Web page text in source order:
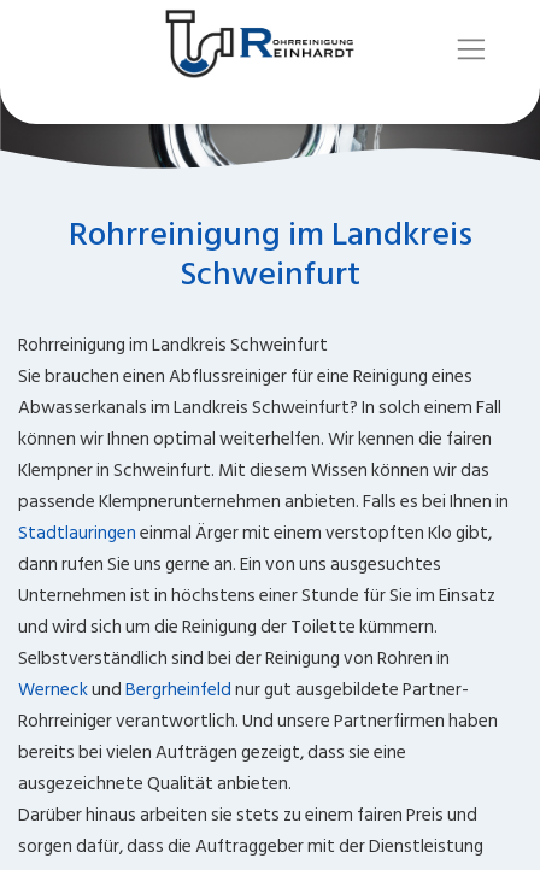
Rohrreinigung im Landkreis
Schweinfurt
Rohrreinigung im Landkreis Schweinfurt
Sie brauchen einen Abflussreiniger für eine Reinigung eines
Abwasserkanals im Landkreis Schweinfurt? In solch einem Fall
können wir Ihnen optimal weiterhelfen. Wir kennen die fairen
Klempner in Schweinfurt. Mit diesem Wissen können wir das
passende Klempnerunternehmen anbieten. Falls es bei Ihnen in
Stadtlauringeneinmal Ärger mit einem verstopften Klo gibt,
dann rufen Sie uns gerne an. Ein von uns ausgesuchtes
Unternehmen ist in höchstens einer Stunde für Sie im Einsatz
und wird sich um die Reinigung der Toilette kümmern.
Selbstverständlich sind bei der Reinigung von Rohren in
WerneckundBergrheinfeldnur gut ausgebildete Partner-
Rohrreiniger verantwortlich. Und unsere Partnerfirmen haben
bereits bei vielen Aufträgen gezeigt, dass sie eine
ausgezeichnete Qualität anbieten.
Darüber hinaus arbeiten sie stets zu einem fairen Preis und
sorgen dafür, dass die Auftraggeber mit der Dienstleistung